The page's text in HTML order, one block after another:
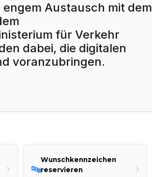
Austausch mit dem
für Verkehr
dabei, die digitalen
voranzubringen.
🔤
Wunschkennzeichen
reservieren